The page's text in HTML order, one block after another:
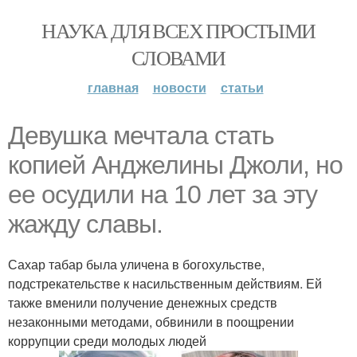
НАУКА ДЛЯ ВСЕХ ПРОСТЫМИ
СЛОВАМИ
главная новости статьи
Девушка мечтала стать
копией Анджелины Джоли, но
ее осудили на 10 лет за эту
жажду славы.
Сахар табар была уличена в богохульстве,
подстрекательстве к насильственным действиям. Ей
также вменили получение денежных средств
незаконными методами, обвинили в поощрении
коррупции среди молодых людей